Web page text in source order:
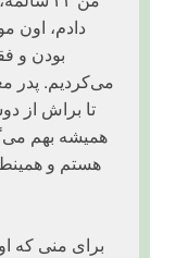
دادم، اون
بودن و
می‌کردیم. پدر
تا براش از
همیشه بهم
هستم و
برای منی که